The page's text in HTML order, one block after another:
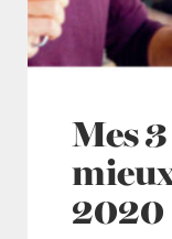
Mes
2020